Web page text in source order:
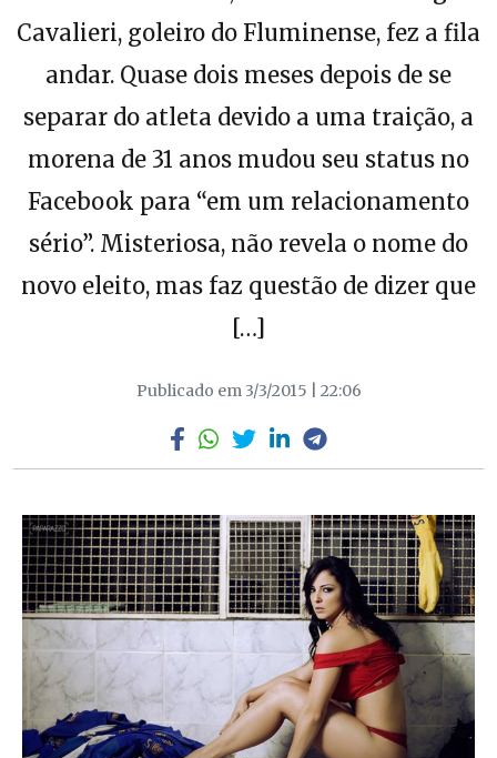
Cavalieri, goleiro do Fluminense, fez a fila
andar. Quase dois meses depois de se
separar do atleta devido a uma traição, a
morena de 31 anos mudou seu status no
Facebook para “em um relacionamento
sério”. Misteriosa, não revela o nome do
novo eleito, mas faz questão de dizer que
[…]
Publicado em 3/3/2015 | 22:06